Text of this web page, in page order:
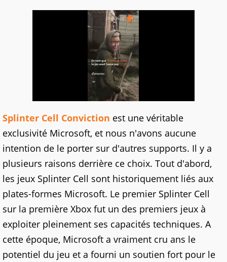
Splinter Cell Conviction est une véritable
exclusivité Microsoft, et nous n'avons aucune
intention de le porter sur d'autres supports. Il y a
plusieurs raisons derrière ce choix. Tout d'abord,
les jeux Splinter Cell sont historiquement liés aux
plates-formes Microsoft. Le premier Splinter Cell
sur la première Xbox fut un des premiers jeux à
exploiter pleinement ses capacités techniques. A
cette époque, Microsoft a vraiment cru ans le
potentiel du jeu et a fourni un soutien fort pour le